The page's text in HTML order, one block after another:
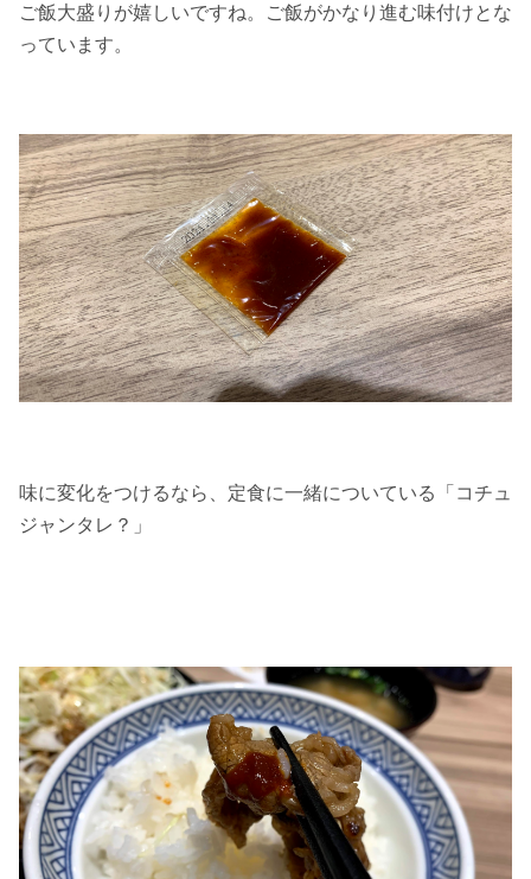
ご飯大盛りが嬉しいですね。ご飯がかなり進む味付けとな
っています。
味に変化をつけるなら、定食に一緒についている「コチュ
ジャンタレ？」